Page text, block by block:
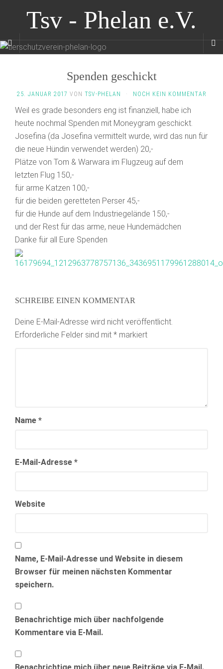
Tsv - Phelan e.V.
Spenden geschickt
25. JANUAR 2017 VON TSV-PHELAN · NOCH KEIN KOMMENTAR
Weil es grade besonders eng ist finanziell, habe ich
heute nochmal Spenden mit Moneygram geschickt.
Josefina (da Josefina vermittelt wurde, wird das nun für
die neue Hündin verwendet werden) 20,-
Plätze von Tom & Warwara im Flugzeug auf dem
letzten Flug 150,-
für arme Katzen 100,-
für die beiden geretteten Perser 45,-
für die Hunde auf dem Industriegelände 150,-
und der Rest für das arme, neue Hundemädchen
Danke für all Eure Spenden
SCHREIBE EINEN KOMMENTAR
Deine E-Mail-Adresse wird nicht veröffentlicht.
Erforderliche Felder sind mit * markiert
Name *
E-Mail-Adresse *
Website
Name, E-Mail-Adresse und Website in diesem
Browser für meinen nächsten Kommentar
speichern.
Benachrichtige mich über nachfolgende
Kommentare via E-Mail.